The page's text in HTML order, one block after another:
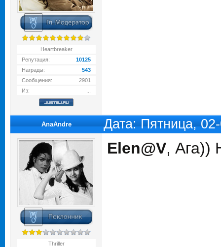
Heartbreaker
Репутация:
10125
Награды:
543
Сообщения:
2901
Из:
AnaAndre Дата: Пятница,
Thriller
Elen@V, Ага))